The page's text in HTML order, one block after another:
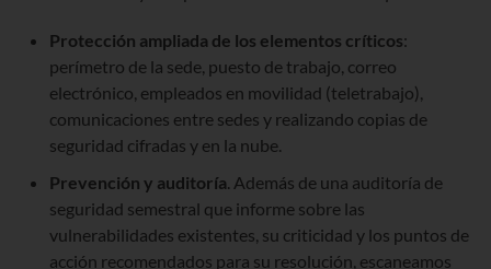
Protección ampliada de los elementos críticos:
perímetro de la sede, puesto de trabajo, correo
electrónico, empleados en movilidad (teletrabajo),
comunicaciones entre sedes y realizando copias de
seguridad cifradas y en la nube.
Prevención y auditoría. Además de una auditoría de
seguridad semestral que informe sobre las
vulnerabilidades existentes, su criticidad y los puntos de
acción recomendados para su resolución, escaneamos